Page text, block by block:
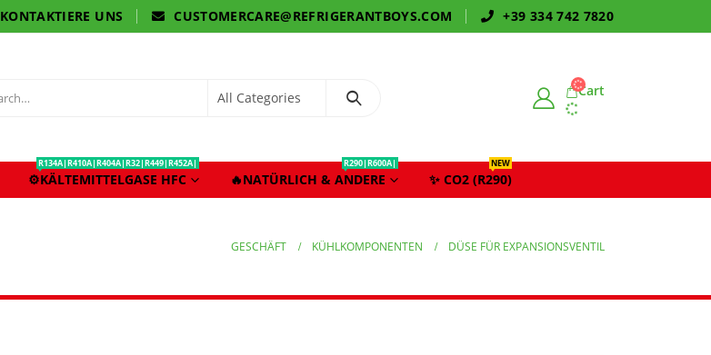
KONTAKTIERE UNS CUSTOMERCARE@REFRIGERANTBOYS.COM +39 334 742 7820
Cart
⚙️KÄLTEMITTELGASE HFC
R134A|R410A|R404A|R32|R449|R452A|
🔥NATÜRLICH & ANDERE
R290|R600A|
✨ CO2 (R290)
NEW
GESCHÄFT KÜHLKOMPONENTEN DÜSE FÜR EXPANSIONSVENTIL